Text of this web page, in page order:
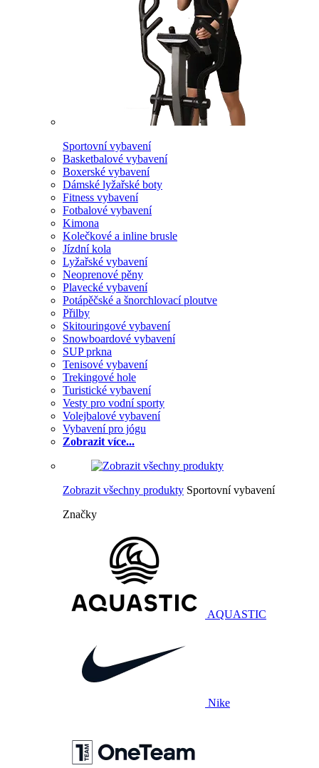
Sportovní vybavení
Basketbalové vybavení
Boxerské vybavení
Dámské lyžařské boty
Fitness vybavení
Fotbalové vybavení
Kimona
Kolečkové a inline brusle
Jízdní kola
Lyžařské vybavení
Neoprenové pěny
Plavecké vybavení
Potápěčské a šnorchlovací ploutve
Přilby
Skitouringové vybavení
Snowboardové vybavení
SUP prkna
Tenisové vybavení
Trekingové hole
Turistické vybavení
Vesty pro vodní sporty
Volejbalové vybavení
Vybavení pro jógu
Zobrazit více...
Zobrazit všechny produkty Sportovní vybavení
Značky
AQUASTIC
Nike